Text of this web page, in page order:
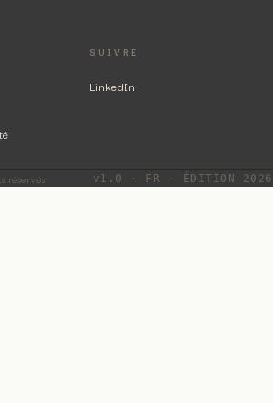
SUIVRE
LinkedIn
réservés v1.0 · FR · ÉDITION 2026